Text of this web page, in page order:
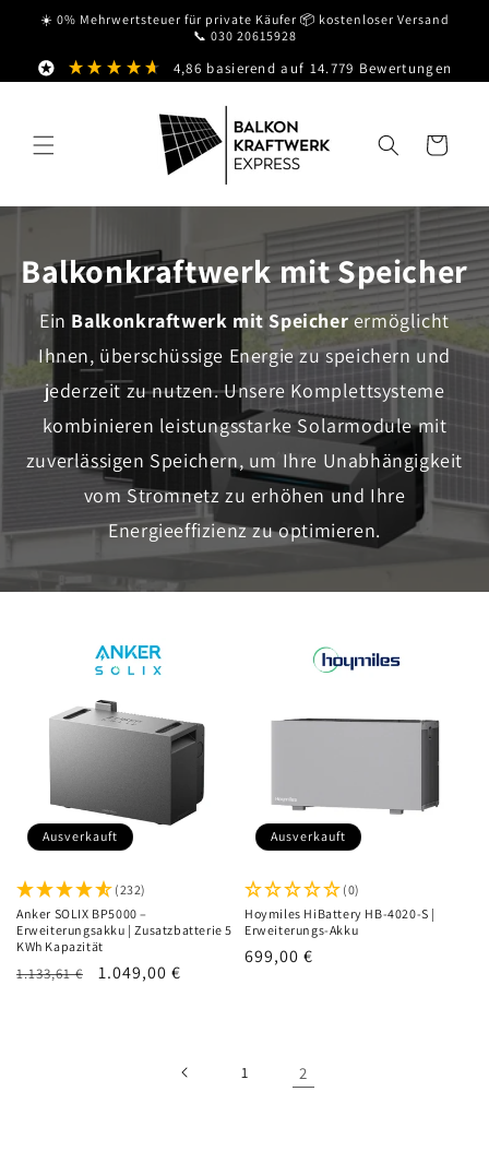
zum
☀️ 0% Mehrwertsteuer für private Käufer 📦 kostenloser Versand
📞 030 20615928
4,86 basierend auf 14.779 Bewertungen
Warenkorb
Balkonkraftwerk mit Speicher
Ein Balkonkraftwerk mit Speicherermöglicht
Ihnen, überschüssige Energie zu speichern und
jederzeit zu nutzen. Unsere Komplettsysteme
kombinieren leistungsstarke Solarmodule mit
zuverlässigen Speichern, um Ihre Unabhängigkeit
vom Stromnetz zu erhöhen und Ihre
Energieeffizienz zu optimieren.
Ausverkauft
(232)
Anker SOLIX BP5000 –
Erweiterungsakku | Zusatzbatterie 5
KWh Kapazität
Normaler
1.133,61 € Verkaufspreis
1.049,00 €
Ausverkauft
(0)
Hoymiles HiBattery HB-4020-S |
Erweiterungs-Akku
Normaler
699,00 €
1 2